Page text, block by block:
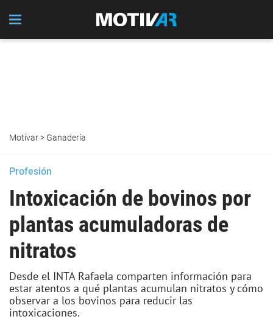
Motivar> Ganadería
Profesión
Intoxicación de bovinos por
plantas acumuladoras de
nitratos
Desde el INTA Rafaela comparten información para
estar atentos a qué plantas acumulan nitratos y cómo
observar a los bovinos para reducir las
intoxicaciones.